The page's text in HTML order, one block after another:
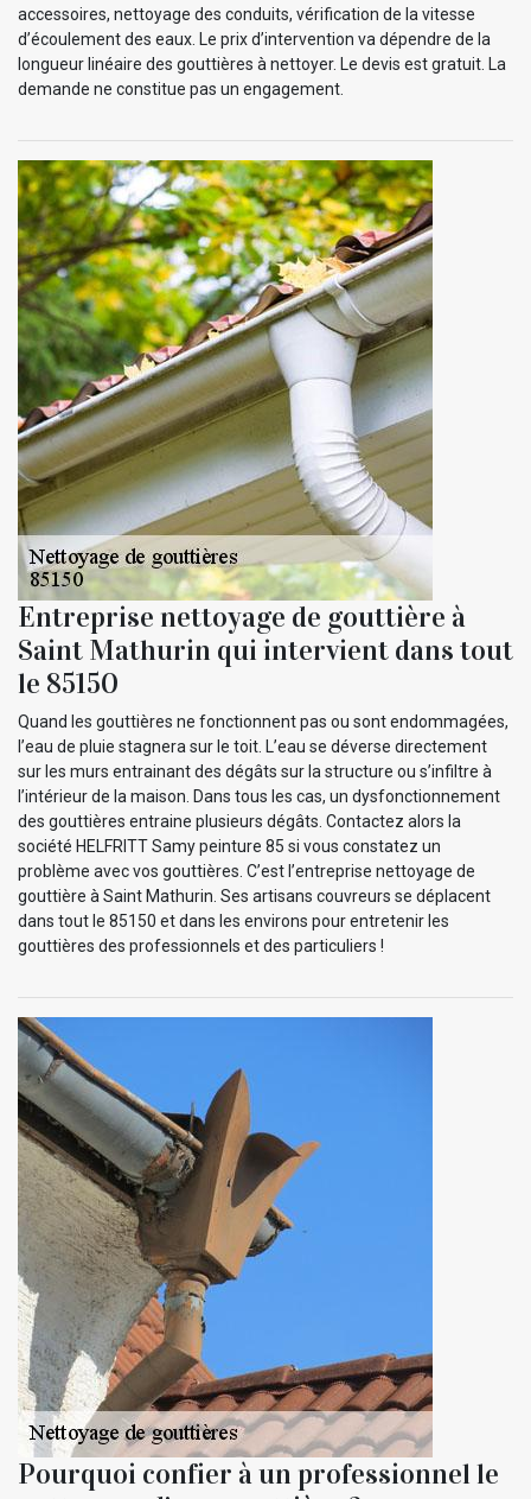
accessoires, nettoyage des conduits, vérification de la vitesse
d’écoulement des eaux. Le prix d’intervention va dépendre de la
longueur linéaire des gouttières à nettoyer. Le devis est gratuit. La
demande ne constitue pas un engagement.
Entreprise nettoyage de gouttière à
Saint Mathurin qui intervient dans tout
le 85150
Quand les gouttières ne fonctionnent pas ou sont endommagées,
l’eau de pluie stagnera sur le toit. L’eau se déverse directement
sur les murs entrainant des dégâts sur la structure ou s’infiltre à
l’intérieur de la maison. Dans tous les cas, un dysfonctionnement
des gouttières entraine plusieurs dégâts. Contactez alors la
société HELFRITT Samy peinture 85 si vous constatez un
problème avec vos gouttières. C’est l’entreprise nettoyage de
gouttière à Saint Mathurin. Ses artisans couvreurs se déplacent
dans tout le 85150 et dans les environs pour entretenir les
gouttières des professionnels et des particuliers !
Pourquoi confier à un professionnel le